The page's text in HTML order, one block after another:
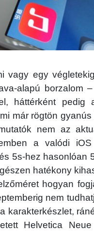
vagy egy
alapú borzalom
háttérként
már rögtön
nem az
a valódi iOS
5s-hez hasonlóan
hatékony
hogyan
nem
karakterkészlet,
Helvetica